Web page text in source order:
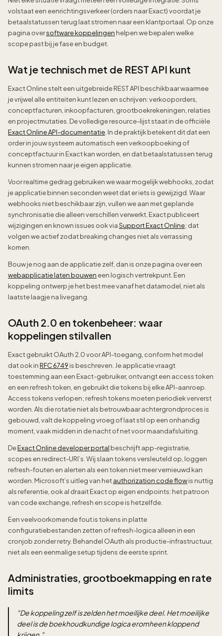
volstaat een eenrichtingsverkeer (orders naar Exact) voordat je
betaalstatussen terug laat stromen naar een klantportaal. Op onze
pagina oversoftware koppelingen helpen we bepalen welke
scope past bij je fase en budget.
Wat je technisch met de REST API kunt
Exact Online stelt een uitgebreide REST API beschikbaar waarmee
je vrijwel alle entiteiten kunt lezen en schrijven: verkooporders,
conceptfacturen, inkoopfacturen, grootboekrekeningen, relaties
en projectmutaties. De volledige resource-lijst staat in de officiële
Exact Online API-documentatie . In de praktijk betekent dit dat een
order in jouw systeem automatisch een verkoopboeking of
conceptfactuur in Exact kan worden, en dat betaalstatussen terug
kunnen stromen naar je eigen applicatie.
Voor realtime gedrag gebruiken we waar mogelijk webhooks, zodat
je applicatie binnen seconden weet dat er iets is gewijzigd. Waar
webhooks niet beschikbaar zijn, vullen we aan met geplande
synchronisatie die alleen verschillen verwerkt. Exact publiceert
wijzigingen en known issues ook viaSupport Exact Online; dat
volgen we actief zodat breaking changes niet als verrassing
komen.
Bouw je nog aan de applicatie zelf, dan is onze pagina over een
webapplicatie laten bouwen een logisch vertrekpunt. Een
koppeling ontwerp je het best mee vanaf het datamodel, niet als
laatste laagje na livegang.
OAuth 2.0 en tokenbeheer: waar
koppelingen stilvallen
Exact gebruikt OAuth 2.0 voor API-toegang, conform het model
dat ook inRFC 6749 is beschreven. Je applicatie vraagt
toestemming aan een Exact-gebruiker, ontvangt een access token
en een refresh token, en gebruikt die tokens bij elke API-aanroep.
Access tokens verlopen; refresh tokens moeten periodiek ververst
worden. Als die rotatie niet als betrouwbaar achtergrondproces is
gebouwd, valt de koppeling vroeg of laat stil op een onhandig
moment, vaak midden in de nacht of net voor maandafsluiting.
DeExact Online developer portal beschrijft app-registratie,
scopes en redirect-URI’s. Wij slaan tokens versleuteld op, loggen
refresh-fouten en alerten als een token niet meer vernieuwd kan
worden. Microsoft’s uitleg van hetauthorization code flowis nuttig
als referentie, ook al draait Exact op eigen endpoints: het patroon
van code exchange, refresh en scope is hetzelfde.
Een veelvoorkomende fout is tokens in platte
configuratiebestanden zetten of refresh-logica alleen in een
cronjob zonder retry. Behandel OAuth als productie-infrastructuur,
niet als een eenmalige setup tijdens de eerste sprint.
Administraties, grootboekmapping en rate
limits
"De koppeling zelf is zelden het moeilijke deel. Het moeilijke
deel is de boekhoudkundige logica eromheen kloppend